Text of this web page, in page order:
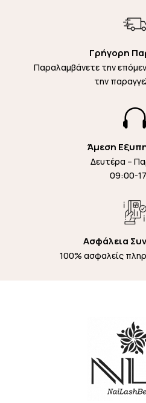
Γρήγορη
Παραλαμβάνετε την
την
Άμεση
Δευτέρα –
09:00-
Ασφάλεια
100% ασφαλείς